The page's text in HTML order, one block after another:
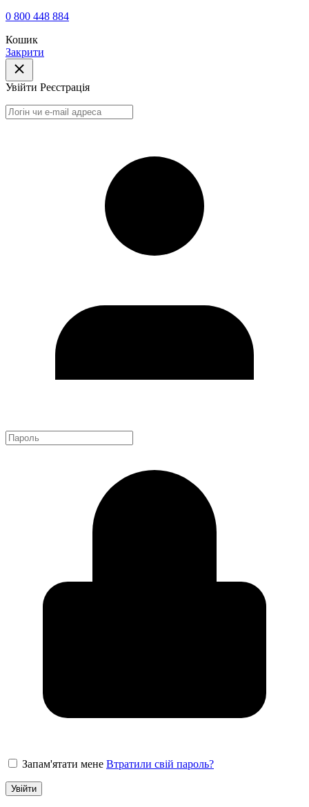
0 800 448 884
Кошик
Закрити
Увійти Реєстрація
Запам'ятати мене Втратили свій пароль?
Увійти